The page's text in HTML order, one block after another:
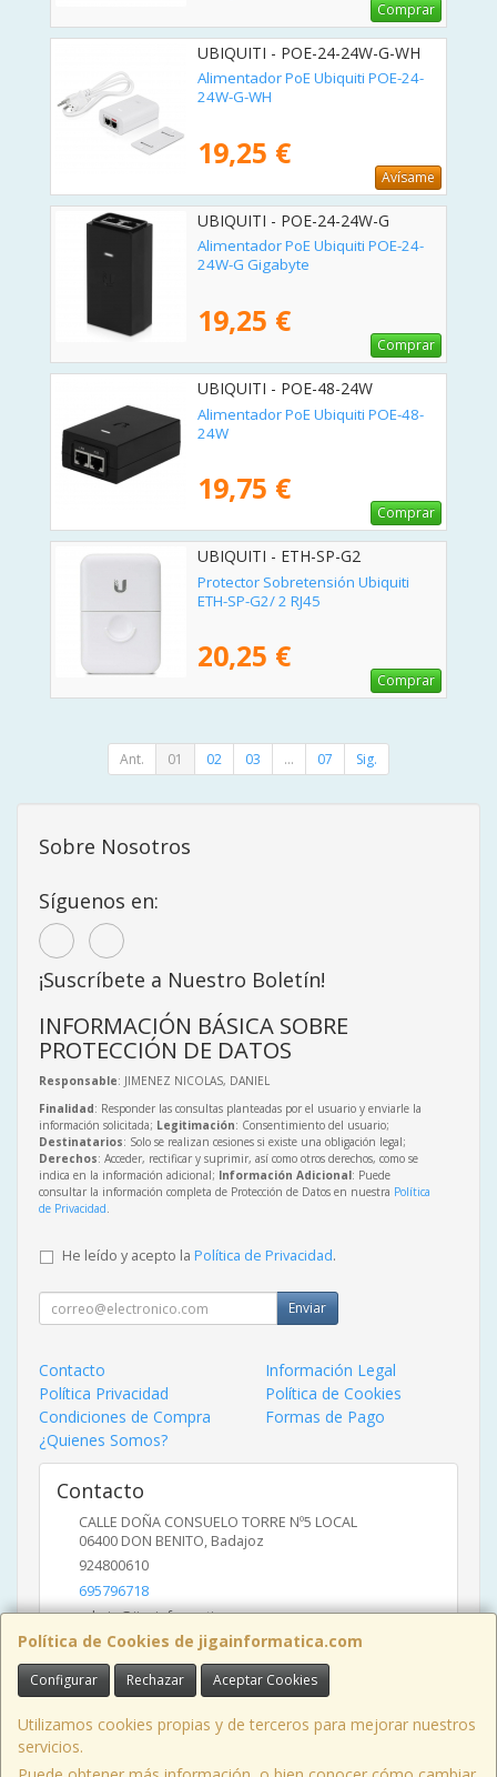
Comprar
UBIQUITI - POE-24-24W-G-WH
Alimentador PoE Ubiquiti POE-24-
24W-G-WH
19,25 €
Avísame
UBIQUITI - POE-24-24W-G
Alimentador PoE Ubiquiti POE-24-
24W-G Gigabyte
19,25 €
Comprar
UBIQUITI - POE-48-24W
Alimentador PoE Ubiquiti POE-48-
24W
19,75 €
Comprar
UBIQUITI - ETH-SP-G2
Protector Sobretensión Ubiquiti
ETH-SP-G2/ 2 RJ45
20,25 €
Comprar
Ant. 01 02 03 ... 07 Sig.
Política de Cookies de jigainformatica.com
Configurar Rechazar Aceptar Cookies
Utilizamos cookies propias y de terceros para mejorar nuestros
servicios.
Sobre Nosotros
Síguenos en:
¡Suscríbete a Nuestro Boletín!
INFORMACIÓN BÁSICA SOBRE
PROTECCIÓN DE DATOS
Responsable: JIMENEZ NICOLAS, DANIEL
Finalidad: Responder las consultas planteadas por el usuario y enviarle la
información solicitada; Legitimación: Consentimiento del usuario;
Destinatarios: Solo se realizan cesiones si existe una obligación legal;
Derechos: Acceder, rectificar y suprimir, así como otros derechos, como se
indica en la información adicional; Información Adicional: Puede
consultar la información completa de Protección de Datos en nuestra Política
de Privacidad.
He leído y acepto la Política de Privacidad.
Enviar
Contacto
Información Legal
Política Privacidad
Política de Cookies
Condiciones de Compra
Formas de Pago
¿Quienes Somos?
Contacto
CALLE DOÑA CONSUELO TORRE Nº5 LOCAL
06400 DON BENITO, Badajoz
924800610
695796718
admin@jigainformatica.com
Horario
10:00 a 14:00 y de 17:00 a 20:00